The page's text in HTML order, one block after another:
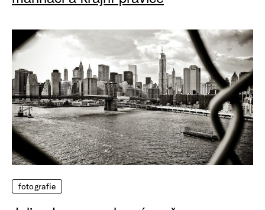
fotografie